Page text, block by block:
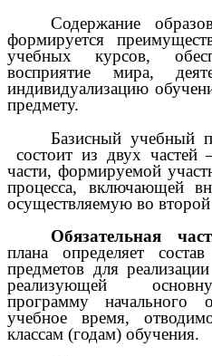
Содержание
формируется
учебных курсов,
восприятие мира,
индивидуализацию
предмету.
Базисный
состоит из двух
части, формируемой
процесса, включающей
осуществляемую во
Обязательная
плана определяет
предметов для
реализующей
программу начального
учебное время,
классам (годам) обучения.